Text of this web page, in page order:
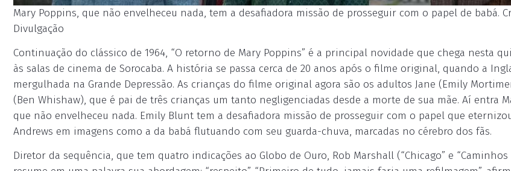
Mary Poppins, que não envelheceu nada, tem a desafiadora missão de prosseguir com o papel de babá.
Divulgação
Continuação do clássico de 1964, “O retorno de Mary Poppins” é a principal novidade que chega nesta
às salas de cinema de Sorocaba. A história se passa cerca de 20 anos após o filme original, quando a
mergulhada na Grande Depressão. As crianças do filme original agora são os adultos Jane (Emily
(Ben Whishaw), que é pai de três crianças um tanto negligenciadas desde a morte de sua mãe. Aí entra
que não envelheceu nada. Emily Blunt tem a desafiadora missão de prosseguir com o papel que
Andrews em imagens como a da babá flutuando com seu guarda-chuva, marcadas no cérebro dos fãs.
Diretor da sequência, que tem quatro indicações ao Globo de Ouro, Rob Marshall (“Chicago” e “Caminhos